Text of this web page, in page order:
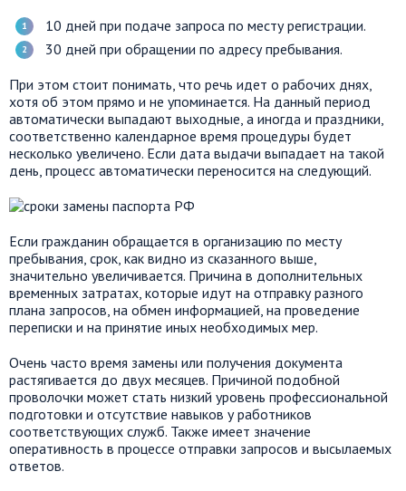
10 дней при подаче запроса по месту регистрации.
30 дней при обращении по адресу пребывания.
При этом стоит понимать, что речь идет о рабочих днях,
хотя об этом прямо и не упоминается. На данный период
автоматически выпадают выходные, а иногда и праздники,
соответственно календарное время процедуры будет
несколько увеличено. Если дата выдачи выпадает на такой
день, процесс автоматически переносится на следующий.
Если гражданин обращается в организацию по месту
пребывания, срок, как видно из сказанного выше,
значительно увеличивается. Причина в дополнительных
временных затратах, которые идут на отправку разного
плана запросов, на обмен информацией, на проведение
переписки и на принятие иных необходимых мер.
Очень часто время замены или получения документа
растягивается до двух месяцев. Причиной подобной
проволочки может стать низкий уровень профессиональной
подготовки и отсутствие навыков у работников
соответствующих служб. Также имеет значение
оперативность в процессе отправки запросов и высылаемых
ответов.